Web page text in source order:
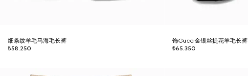
细条纹羊毛马海毛长裤
₺58.250
饰Gucci金银丝提花羊毛长裤
₺65.350